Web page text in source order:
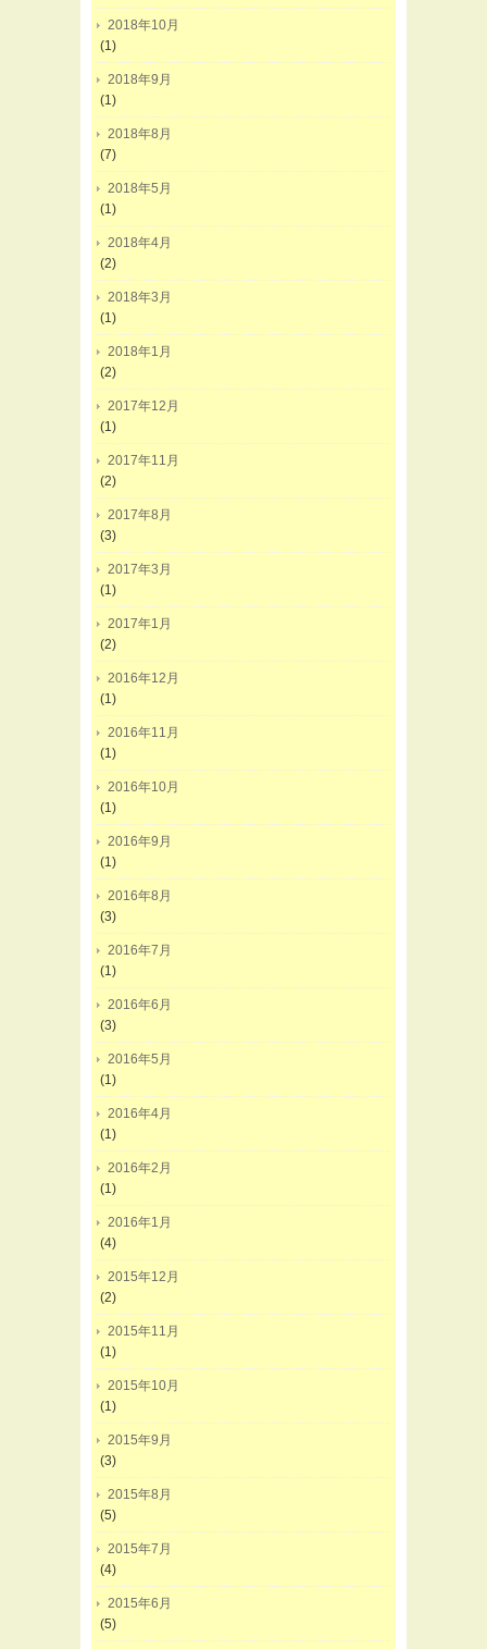
2018年10月
(1)
2018年9月
(1)
2018年8月
(7)
2018年5月
(1)
2018年4月
(2)
2018年3月
(1)
2018年1月
(2)
2017年12月
(1)
2017年11月
(2)
2017年8月
(3)
2017年3月
(1)
2017年1月
(2)
2016年12月
(1)
2016年11月
(1)
2016年10月
(1)
2016年9月
(1)
2016年8月
(3)
2016年7月
(1)
2016年6月
(3)
2016年5月
(1)
2016年4月
(1)
2016年2月
(1)
2016年1月
(4)
2015年12月
(2)
2015年11月
(1)
2015年10月
(1)
2015年9月
(3)
2015年8月
(5)
2015年7月
(4)
2015年6月
(5)